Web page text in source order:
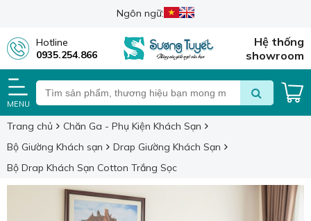
Ngôn ngữ:
Hotline
0935.254.866
Hệ thống
showroom
MENU
Trang chủ
Chăn Ga - Phụ Kiện Khách Sạn
Bộ Giường Khách sạn
Drap Giường Khách Sạn
Bộ Drap Khách Sạn Cotton Trắng Sọc